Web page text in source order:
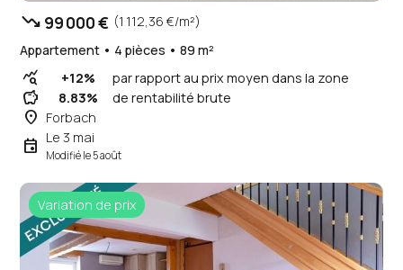
trending_down 99 000 € (1 112,36 €/m²)
Appartement • 4 pièces • 89 m²
query_stats +12% par rapport au prix moyen dans la zone
savings 8.83% de rentabilité brute
place Forbach
event Le 3 mai
Modifié le 5 août
Variation de prix